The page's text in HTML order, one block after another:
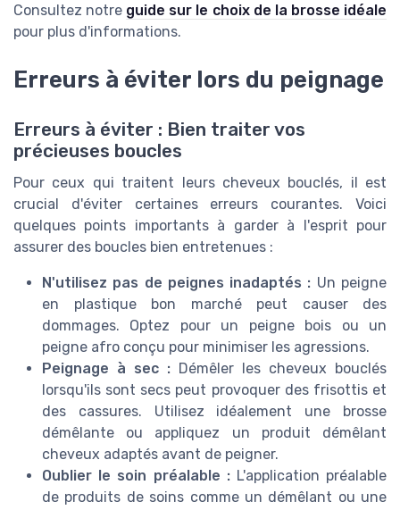
Consultez notre guide sur le choix de la brosse idéale
pour plus d'informations.
Erreurs à éviter lors du peignage
Erreurs à éviter : Bien traiter vos
précieuses boucles
Pour ceux qui traitent leurs cheveux bouclés, il est
crucial d'éviter certaines erreurs courantes. Voici
quelques points importants à garder à l'esprit pour
assurer des boucles bien entretenues :
N'utilisez pas de peignes inadaptés : Un peigne
en plastique bon marché peut causer des
dommages. Optez pour un peigne bois ou un
peigne afro conçu pour minimiser les agressions.
Peignage à sec : Démêler les cheveux bouclés
lorsqu'ils sont secs peut provoquer des frisottis et
des cassures. Utilisez idéalement une brosse
démêlante ou appliquez un produit démêlant
cheveux adaptés avant de peigner.
Oublier le soin préalable :L'application préalable
de produits de soins comme un démêlant ou une